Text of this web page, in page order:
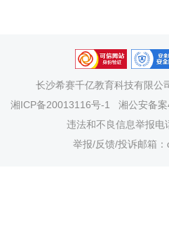
长沙希赛千亿教育科技有限公
湘ICP备20013116号-1
湘公安备
违法和不良信息举报
举报/反馈/投诉邮箱